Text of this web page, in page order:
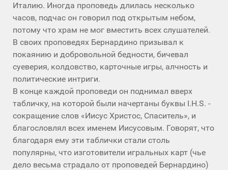
Италию. Иногда проповедь длилась несколько
часов, подчас он говорил под открытым небом,
потому что храм не мог вместить всех слушателей.
В своих проповедях Бернардино призывал к
покаянию и добровольной бедности, бичевал
суеверия, колдовство, карточные игры, алчность и
политические интриги.
В конце каждой проповеди он поднимал вверх
табличку, на которой были начертаны буквы I.H.S. -
сокращение слов «Иисус Христос, Спаситель», и
благословлял всех именем Иисусовым. Говорят, что
благодаря ему эти таблички стали столь
популярны, что изготовители игральных карт (чье
дело весьма страдало от проповедей Бернардино)